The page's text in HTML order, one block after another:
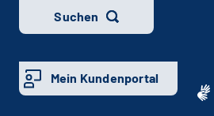
Suchen
Mein Kundenportal